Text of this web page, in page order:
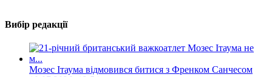
Вибір редакції
Мозес Ітаума відмовився битися з Френком Санчесом